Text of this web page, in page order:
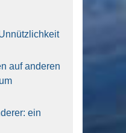
auf ande­ren
ein